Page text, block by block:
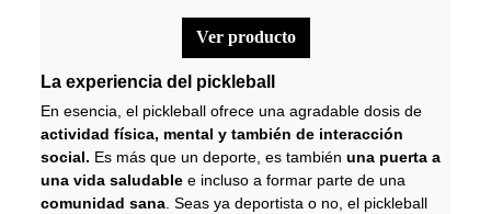
La experiencia del pickleball
En esencia, el pickleball ofrece una agradable dosis de
actividad física, mental y también de interacción
social. Es más que un deporte, es tambiénuna puerta a
una vida saludable e incluso a formar parte de una
comunidad sana . Seas ya deportista o no, el pickleball
ver producto